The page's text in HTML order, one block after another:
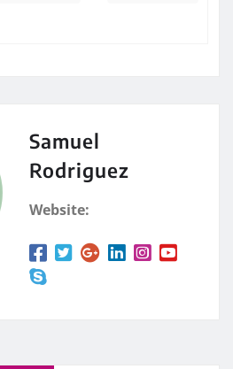
Samuel
Rodriguez
Website: